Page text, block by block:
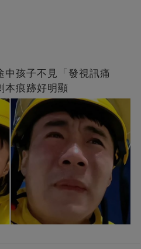
中孩子不見「發視訊痛
本痕跡好明顯